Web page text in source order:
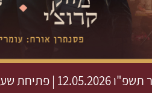
תשפ"ו12.05.2026 | פתיחת שערים 19:30 | שעת התחלה 19:30